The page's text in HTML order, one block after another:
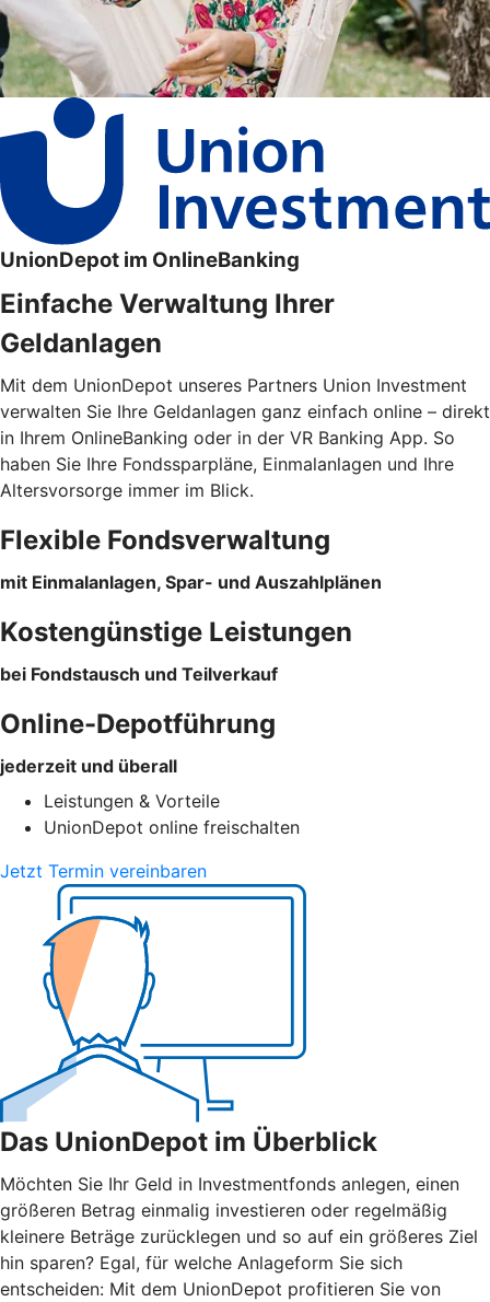
UnionDepot im OnlineBanking
Einfache Verwaltung Ihrer
Geldanlagen
Mit dem UnionDepot unseres Partners Union Investment
verwalten Sie Ihre Geldanlagen ganz einfach online – direkt
in Ihrem OnlineBanking oder in der VR Banking App. So
haben Sie Ihre Fondssparpläne, Einmalanlagen und Ihre
Altersvorsorge immer im Blick.
Flexible Fondsverwaltung
mit Einmalanlagen, Spar- und Auszahlplänen
Kostengünstige Leistungen
bei Fondstausch und Teilverkauf
Online-Depotführung
jederzeit und überall
Leistungen & Vorteile
UnionDepot online freischalten
Jetzt Termin vereinbaren
Das UnionDepot im Überblick
Möchten Sie Ihr Geld in Investmentfonds anlegen, einen
größeren Betrag einmalig investieren oder regelmäßig
kleinere Beträge zurücklegen und so auf ein größeres Ziel
hin sparen? Egal, für welche Anlageform Sie sich
entscheiden: Mit dem UnionDepot profitieren Sie von